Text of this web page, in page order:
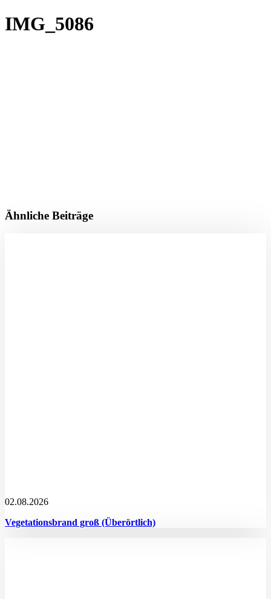
IMG_5086
Ähnliche Beiträge
02.08.2026
Vegetationsbrand groß (Überörtlich)